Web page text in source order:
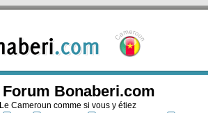
Forum Bonaberi.com
Le Cameroun comme si vous y étiez